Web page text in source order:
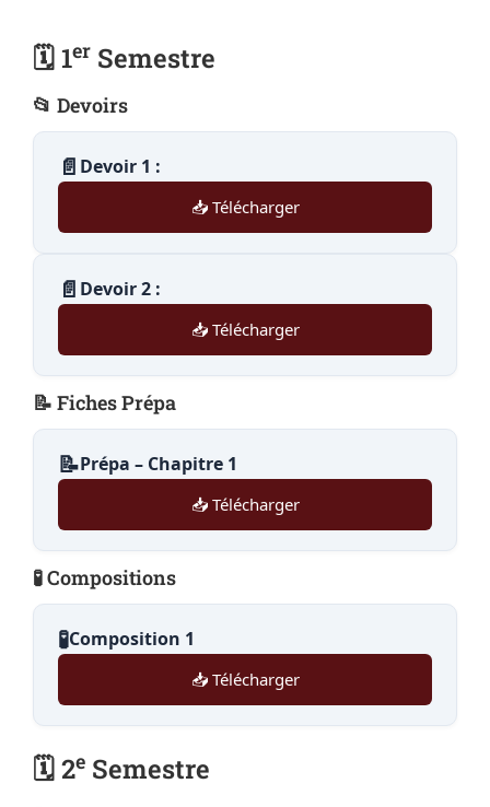
🗓️ 1er Semestre
📂 Devoirs
📄 Devoir 1 :
📥 Télécharger
📄 Devoir 2 :
📥 Télécharger
📝 Fiches Prépa
📝Prépa – Chapitre 1
📥 Télécharger
🧪 Compositions
🧪Composition 1
📥 Télécharger
🗓️ 2e Semestre